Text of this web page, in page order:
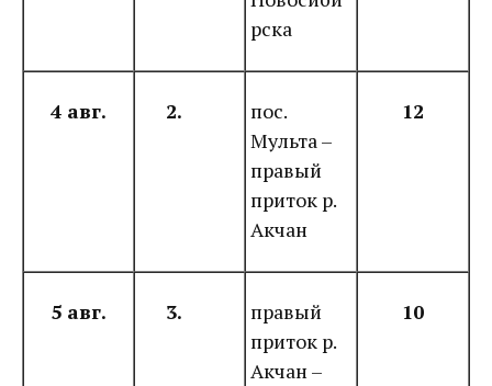
рска
4 авг. 2.
пос.
Мульта –
правый
приток р.
Акчан
12
5 авг. 3.
правый
приток р.
Акчан –
10